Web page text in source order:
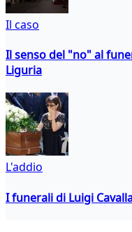
Il caso
Il senso del "no" al
Liguria
L'addio
I funerali di Luigi